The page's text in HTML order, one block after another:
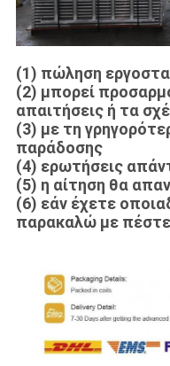
(1) πώληση
(2) μπορεί
απαιτήσεις ή τα
(3) με τη
παράδοσης
(4) ερωτήσεις
(5) η αίτηση θα
(6) εάν έχετε
παρακαλώ με